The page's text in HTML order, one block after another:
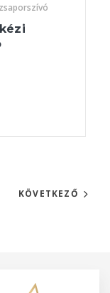
kézi
KÖVETKEZŐ